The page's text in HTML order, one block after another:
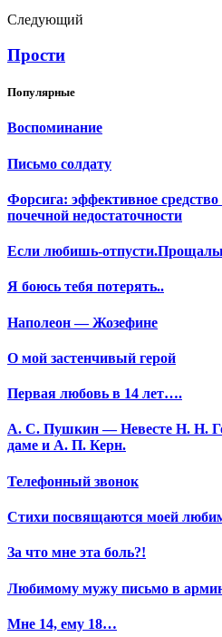
Следующий
Прости
Популярные
Воспоминание
Письмо солдату
Форсига: эффективное
почечной недостаточности
Если любишь-
Я боюсь тебя потерять..
Наполеон — Жозефине
О мой застенчивый герой
Первая любовь в 14 лет….
А. С. Пушкин — Невесте Н. Н.
даме и А. П. Керн.
Телефонный звонок
Стихи посвящаются моей
За что мне эта боль?!
Любимому мужу письмо в
Мне 14, ему 18…